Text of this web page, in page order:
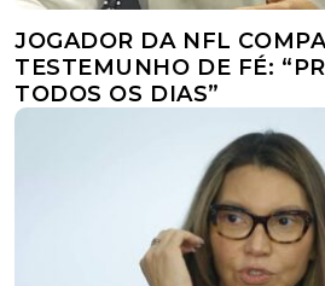
JOGADOR DA NFL
TESTEMUNHO DE FÉ:
TODOS OS DIAS”